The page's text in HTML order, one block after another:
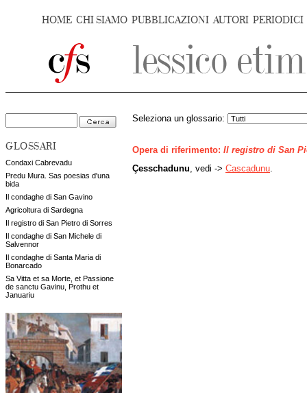
HOME CHI SIAMO PUBBLICAZIONI AUTORI PERIODICI
GLOSSARI
Condaxi Cabrevadu
Predu Mura. Sas poesias d'una
bida
Il condaghe di San Gavino
Agricoltura di Sardegna
Il registro di San Pietro di Sorres
Il condaghe di San Michele di
Salvennor
Il condaghe di Santa Maria di
Bonarcado
Sa Vitta et sa Morte, et Passione
de sanctu Gavinu, Prothu et
Januariu
Seleziona un glossario:
Opera di riferimento: Il registro di San
Çesschadunu , vedi -> Cascadunu